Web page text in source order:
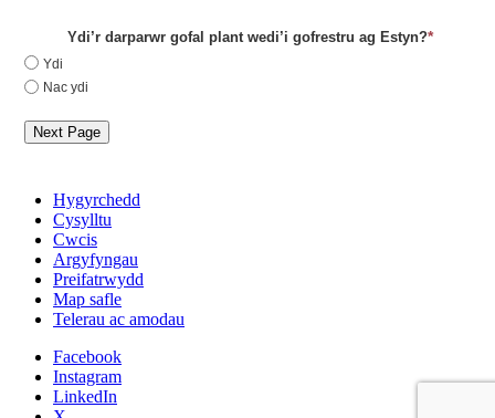
Ydi’r darparwr gofal plant wedi’i gofrestru ag Estyn?*
Ydi
Nac ydi
Next Page
Hygyrchedd
Cysylltu
Cwcis
Argyfyngau
Preifatrwydd
Map safle
Telerau ac amodau
Facebook
Instagram
LinkedIn